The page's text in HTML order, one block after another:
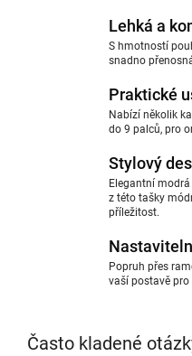
Lehká a
S hmotností
snadno
Praktické
Nabízí několik
do 9 palců, pro
Stylový
Elegantní
z této tašky
příležitost.
Popruh přes
vaší postavě
Často kladené